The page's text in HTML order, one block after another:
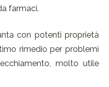
farmaci.
con potenti proprietà
rimedio per problemi
molto utile